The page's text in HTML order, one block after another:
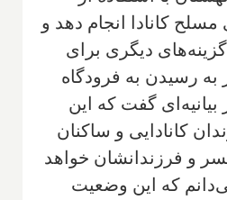
مسلح کانادا انجام دهد و
دیگری برای
به رسیدن به فرودگاه
بیانیه‌ای گفت که این
کانادایی و ساکنان
و فرزندانشان خواهد
که این وضعیت